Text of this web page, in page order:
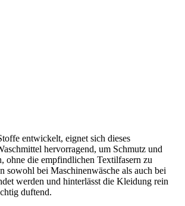
entwickelt, eignet sich dieses
hervorragend, um Schmutz und
ohne die empfindlichen Textilfasern zu
sowohl bei Maschinenwäsche als auch bei
werden und hinterlässt die Kleidung rein
duftend.